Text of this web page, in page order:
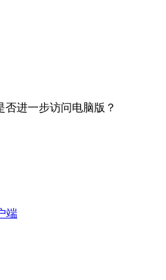
进一步访问电脑版？
端